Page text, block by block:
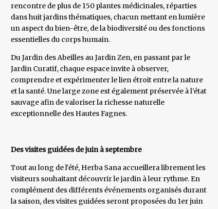
rencontre de plus de 150 plantes médicinales, réparties
dans huit jardins thématiques, chacun mettant en lumière
un aspect du bien-être, de la biodiversité ou des fonctions
essentielles du corps humain.
Du Jardin des Abeilles au Jardin Zen, en passant par le
Jardin Curatif, chaque espace invite à observer,
comprendre et expérimenter le lien étroit entre la nature
et la santé. Une large zone est également préservée à l’état
sauvage afin de valoriser la richesse naturelle
exceptionnelle des Hautes Fagnes.
Des visites guidées de juin à septembre
Tout au long de l'été, Herba Sana accueillera librement les
visiteurs souhaitant découvrir le jardin à leur rythme. En
complément des différents événements organisés durant
la saison, des visites guidées seront proposées du 1er juin